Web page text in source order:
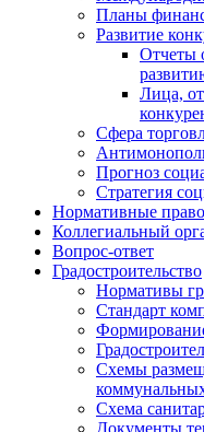
Планы
Развитие
Отчеты
Лица,
Сфера
Прогноз
Стратегия
Нормативные
Коллегиальный
Вопрос-ответ
Градостроительство
Нормативы
Стандарт
Схемы
Схема
Документы